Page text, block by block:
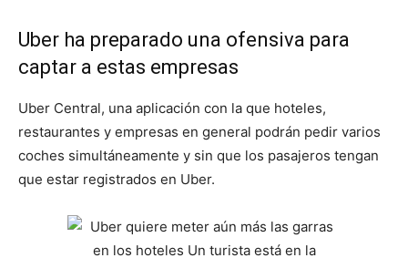
Uber ha preparado una ofensiva para
captar a estas empresas
Uber Central, una aplicación con la que hoteles,
restaurantes y empresas en general podrán pedir varios
coches simultáneamente y sin que los pasajeros tengan
que estar registrados en Uber.